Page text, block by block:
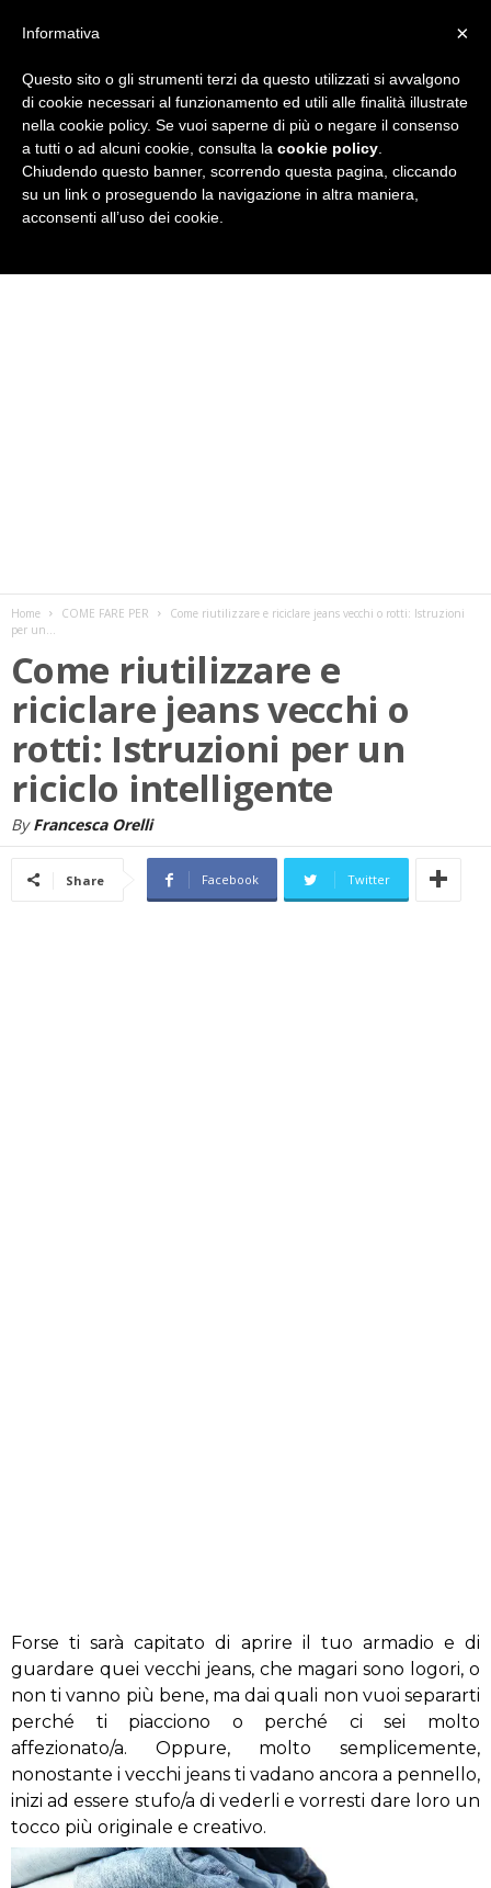
i
Home COME FARE PER
Come riutilizzare e riciclare jeans vecchi o rotti: Istruzioni
per un...
Come riutilizzare e
riciclare jeans vecchi o
rotti: Istruzioni per un
riciclo intelligente
By Francesca Orelli
Share Facebook Twitter
Forse ti sarà capitato di aprire il tuo armadio e di
guardare quei vecchi jeans, che magari sono logori, o
non ti vanno più bene, ma dai quali non vuoi separarti
perché ti piacciono o perché ci sei molto
affezionato/a. Oppure, molto semplicemente,
nonostante i vecchi jeans ti vadano ancora a pennello,
inizi ad essere stufo/a di vederli e vorresti dare loro un
tocco più originale e creativo.
×
Informativa
Questo sito o gli strumenti terzi da questo utilizzati si avvalgono
di cookie necessari al funzionamento ed utili alle finalità illustrate
nella cookie policy. Se vuoi saperne di più o negare il consenso
a tutti o ad alcuni cookie, consulta la cookie policy
Chiudendo questo banner, scorrendo questa pagina, cliccando
su un link o proseguendo la navigazione in altra maniera,
acconsenti all’uso dei cookie.